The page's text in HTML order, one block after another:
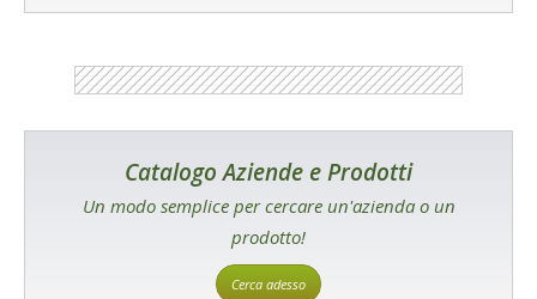
Catalogo Aziende e Prodotti
Un modo semplice per cercare un'azienda o un
prodotto!
Cerca adesso